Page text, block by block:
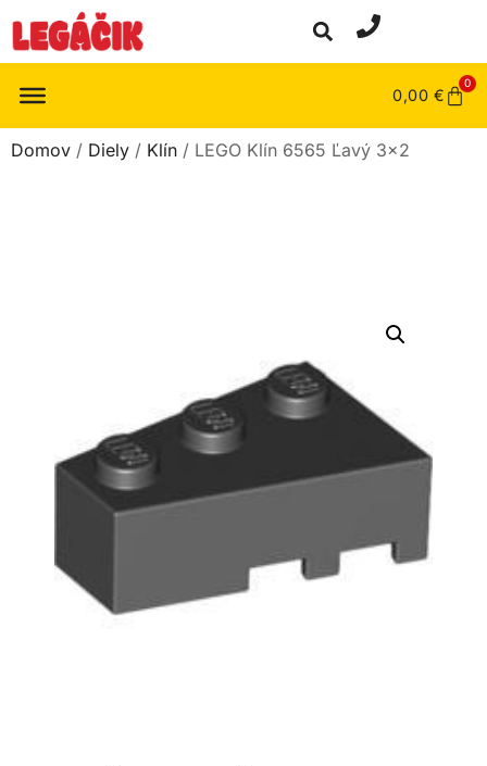
0,00 €
0
Domov / Diely / Klín / LEGO Klín 6565 Ľavý 3×2